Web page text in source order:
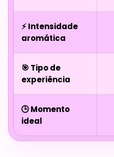
⚡ Intensidade
aromática
🎯 Tipo de
experiência
🕒 Momento
ideal